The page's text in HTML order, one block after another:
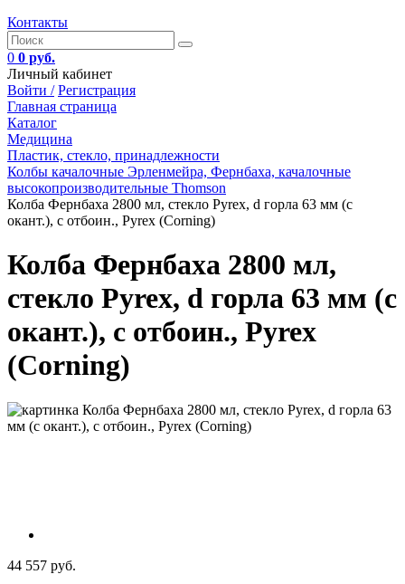
Контакты
0 0 руб.
Личный кабинет
Войти / Регистрация
Главная страница
Каталог
Медицина
Пластик, стекло, принадлежности
Колбы качалочные Эрленмейра, Фернбаха, качалочные
высокопроизводительные Thomson
Колба Фернбаха 2800 мл, стекло Pyrex, d горла 63 мм (с
окант.), с отбоин., Pyrex (Corning)
Колба Фернбаха 2800 мл,
стекло Pyrex, d горла 63 мм (с
окант.), с отбоин., Pyrex
(Corning)
44 557 руб.